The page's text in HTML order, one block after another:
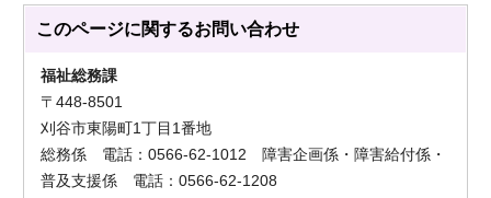
このページに関するお問い合わせ
福祉総務課
〒448-8501
刈谷市東陽町1丁目1番地
総務係 電話：0566-62-1012 障害企画係・障害給付係・
普及支援係 電話：0566-62-1208